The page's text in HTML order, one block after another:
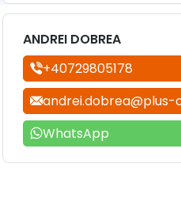
ANDREI DOBREA
+40729805178
andrei.dobrea@plus-
WhatsApp